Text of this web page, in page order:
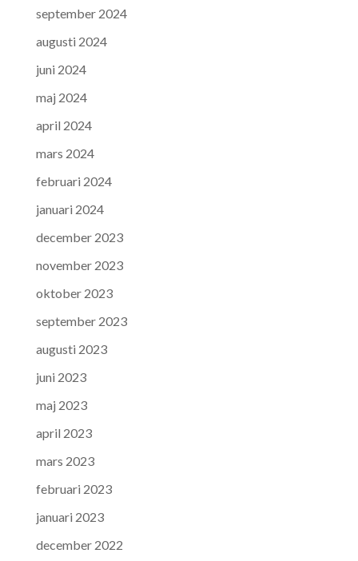
september 2024
augusti 2024
juni 2024
maj 2024
april 2024
mars 2024
februari 2024
januari 2024
december 2023
november 2023
oktober 2023
september 2023
augusti 2023
juni 2023
maj 2023
april 2023
mars 2023
februari 2023
januari 2023
december 2022